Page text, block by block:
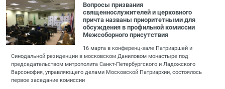
Вопросы призвания
священнослужителей и церковного
причта названы приоритетными для
обсуждения в профильной комиссии
Межсоборного присутствия
16 марта в конференц-зале Патриаршей и
Синодальной резиденции в московском Даниловом монастыре под
председательством митрополита Санкт-Петербургского и Ладожского
Варсонофия, управляющего делами Московской Патриархии, состоялось
первое заседание комиссии